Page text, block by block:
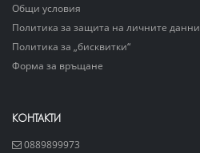
Общи условия
Политика за защита на личните данни
Политика за „бисквитки“
Форма за връщане
КОНТАКТИ
0889899973